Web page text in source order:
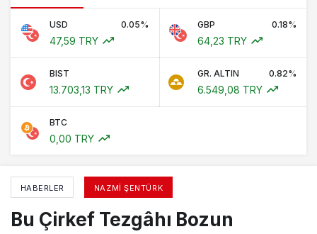
USD 0.05%
47,59 TRY
GBP 0.18%
64,23 TRY
BIST
13.703,13 TRY
GR. ALTIN 0.82%
6.549,08 TRY
BTC
0,00 TRY
HABERLER NAZMI ŞENTÜRK
Bu Çirkef Tezgâhı Bozun